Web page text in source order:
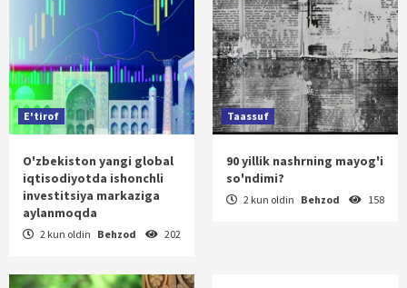
E'tirof
O'zbekiston yangi global
iqtisodiyotda ishonchli
investitsiya markaziga
aylanmoqda
2 kun oldin Behzod 202
Taassuf
90 yillik nashrning mayog'i
so'ndimi?
2 kun oldin Behzod 158